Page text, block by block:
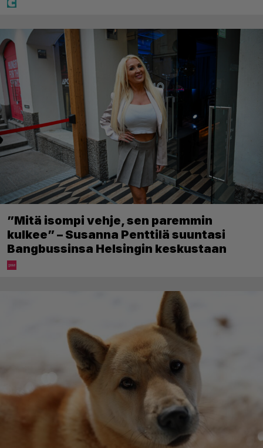
”Mitä isompi vehje, sen paremmin
kulkee” – Susanna Penttilä suuntasi
Bangbussinsa Helsingin keskustaan